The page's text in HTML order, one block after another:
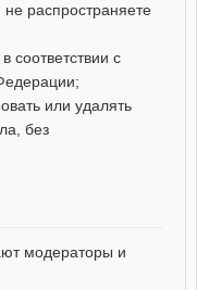
распространяете
соответствии с
или удалять
без
модераторы и